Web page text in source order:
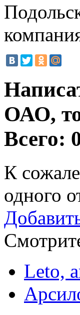
ОАО,
Всего:
К
одного
Leto,